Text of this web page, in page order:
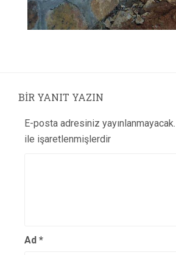
BIR YANIT YAZIN
E-posta adresiniz yayınlanmayacak.
ile işaretlenmişlerdir
Ad *